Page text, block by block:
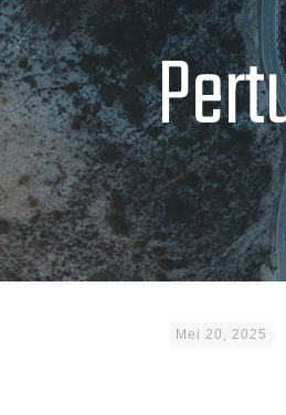
Mei 20, 2025